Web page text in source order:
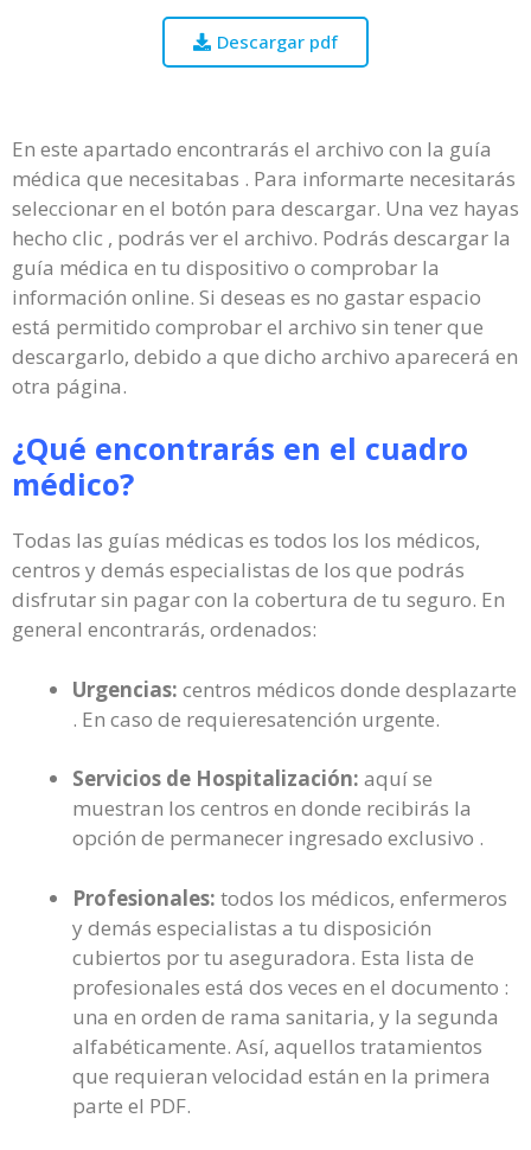
Descargar pdf
En este apartado encontrarás el archivo con la guía
médica que necesitabas . Para informarte necesitarás
seleccionar en el botón para descargar. Una vez hayas
hecho clic , podrás ver el archivo. Podrás descargar la
guía médica en tu dispositivo o comprobar la
información online. Si deseas es no gastar espacio
está permitido comprobar el archivo sin tener que
descargarlo, debido a que dicho archivo aparecerá en
otra página.
¿Qué encontrarás en el cuadro
médico?
Todas las guías médicas es todos los los médicos,
centros y demás especialistas de los que podrás
disfrutar sin pagar con la cobertura de tu seguro. En
general encontrarás, ordenados:
Urgencias: centros médicos donde desplazarte
. En caso de requieresatención urgente.
Servicios de Hospitalización: aquí se
muestran los centros en donde recibirás la
opción de permanecer ingresado exclusivo .
Profesionales: todos los médicos, enfermeros
y demás especialistas a tu disposición
cubiertos por tu aseguradora. Esta lista de
profesionales está dos veces en el documento :
una en orden de rama sanitaria, y la segunda
alfabéticamente. Así, aquellos tratamientos
que requieran velocidad están en la primera
parte el PDF.